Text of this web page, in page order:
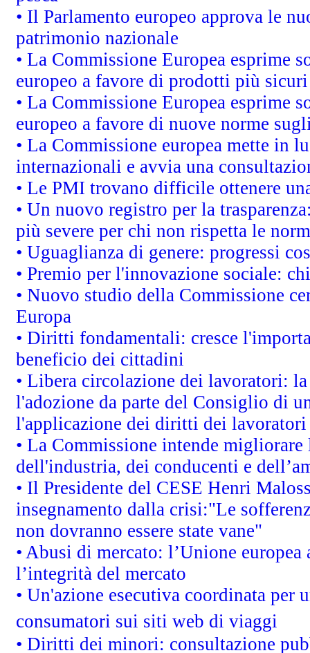
• Il Parlamento europeo approva le
patrimonio nazionale
• La Commissione Europea esprime
europeo a favore di prodotti più
• La Commissione Europea esprime
europeo a favore di nuove norme
• La Commissione europea mette in
internazionali e avvia una
• Le PMI trovano difficile ottenere
• Un nuovo registro per la
più severe per chi non rispetta le
• Uguaglianza di genere: progressi
• Premio per l'innovazione sociale:
• Nuovo studio della Commissione
Europa
• Diritti fondamentali: cresce
beneficio dei cittadini
• Libera circolazione dei lavoratori:
l'adozione da parte del Consiglio di
l'applicazione dei diritti dei lavoratori
• La Commissione intende
dell'industria, dei conducenti e
• Il Presidente del CESE Henri
insegnamento dalla crisi:"Le
non dovranno essere state vane"
• Abusi di mercato: l’Unione
l’integrità del mercato
• Un'azione esecutiva coordinata
consumatori sui siti web di viaggi
• Diritti dei minori: consultazione